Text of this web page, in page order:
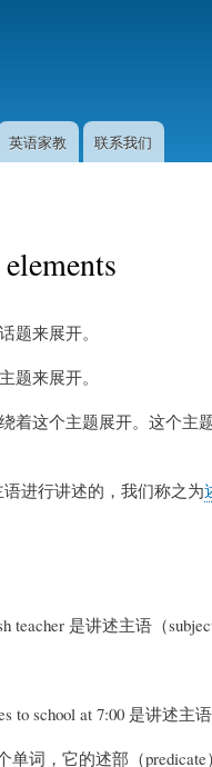
英语家教 联系我们
题来展开。
题来展开。
着这个主题展开。这个主
进行讲述的，我们称之为
是讲述主语（
school at 7:00 是讲述主
词，它的述部（predicate